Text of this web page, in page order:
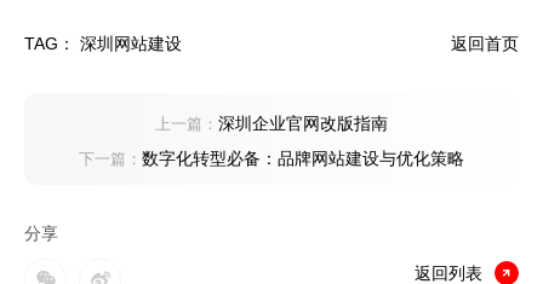
分享
返回列表
TAG： 深圳网站建设 返回首页
上一篇： 深圳企业官网改版指南
下一篇： 数字化转型必备：品牌网站建设与优化策略